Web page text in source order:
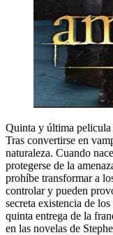
Quinta y última pelicula
Tras convertirse en
naturaleza. Cuando
protegerse de la
prohíbe transformar a
controlar y pueden
secreta existencia de
quinta entrega de la
en las novelas de